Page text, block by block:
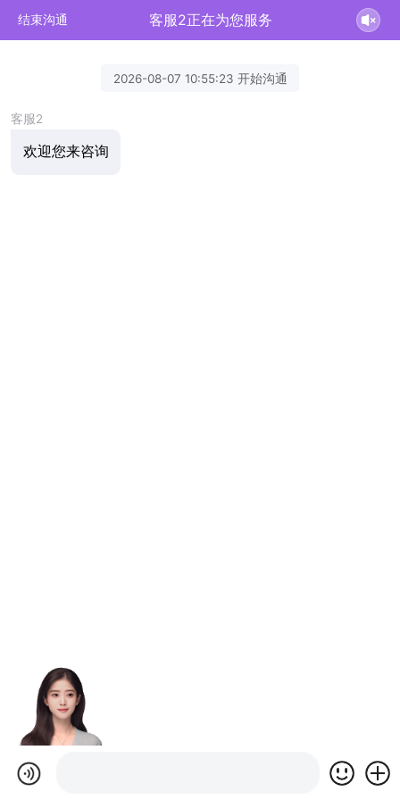
结束沟通 客服2正在为您服务
2026-08-07 10:55:23 开始沟通
客服2
欢迎您来咨询